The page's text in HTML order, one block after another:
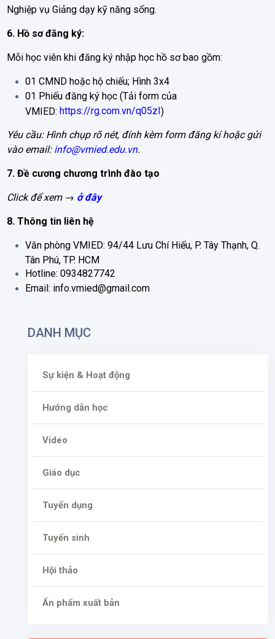
Nghiệp vụ Giảng dạy kỹ năng sống.
6. Hồ sơ đăng ký:
Mỗi học viên khi đăng ký nhập học hồ sơ bao gồm:
01 CMND hoặc hộ chiếu; Hình 3x4
01 Phiếu đăng ký học (Tải form của
VMIED: https://rg.com.vn/q05zI)
Yêu cầu: Hình chụp rõ nét, đính kèm form đăng kí hoặc gửi
vào email: info@vmied.edu.vn.
7. Đề cương chương trình đào tạo
Click để xem → ở đây
8. Thông tin liên hệ
Văn phòng VMIED: 94/44 Lưu Chí Hiếu, P. Tây Thạnh, Q.
Tân Phú, TP. HCM
Hotline: 0934827742
Email: info.vmied@gmail.com
DANH MỤC
Sự kiện & Hoạt động
Hướng dẫn học
Video
Giáo dục
Tuyển dụng
Tuyển sinh
Hội thảo
Ấn phẩm xuất bản